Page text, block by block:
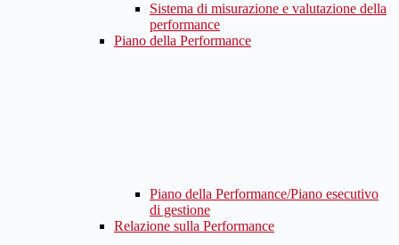
Sistema di misurazione e valutazione della
performance
Piano della Performance
Piano della Performance/Piano esecutivo
di gestione
Relazione sulla Performance